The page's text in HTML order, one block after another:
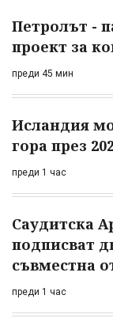
Петролът -
проект за
преди 45 мин
Исландия
гора през
преди 1 час
Саудитска
подписват
съвместна
преди 1 час